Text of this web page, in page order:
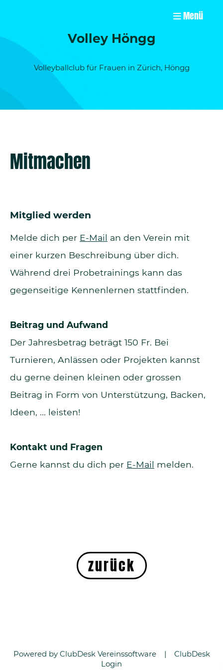
Menü
Volley Höngg
Volleyballclub für Frauen in Zürich, Höngg
Mitmachen
Mitglied werden
Melde dich per E-Mail an den Verein mit
einer kurzen Beschreibung über dich.
Während drei Probetrainings kann das
gegenseitige Kennenlernen stattfinden.
Beitrag und Aufwand
Der Jahresbetrag beträgt 150 Fr. Bei
Turnieren, Anlässen oder Projekten kannst
du gerne deinen kleinen oder grossen
Beitrag in Form von Unterstützung, Backen,
Ideen, ... leisten!
Kontakt und Fragen
Gerne kannst du dich per E-Mail melden.
zurück
Powered by ClubDesk Vereinssoftware| ClubDesk
Login